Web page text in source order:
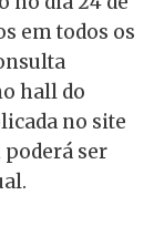
em todos os
hall do
no site
poderá ser